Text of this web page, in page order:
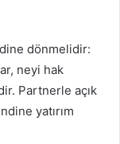
dönmelidir:
neyi hak
Partnerle açık
yatırım